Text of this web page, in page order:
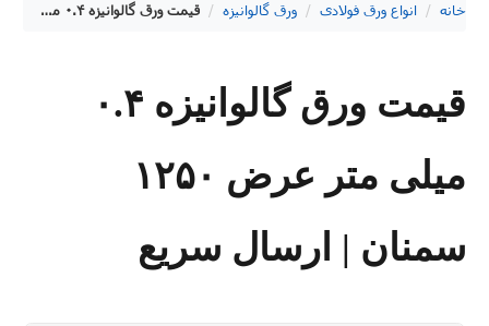
خانه / انواع ورق فولادی / ورق گالوانیزه / قیمت ورق گالوانیزه ۰.۴ میلی متر عرض ۱۲۵۰ سمنان | ارسال سریع
قیمت ورق گالوانیزه ۰.۴
میلی متر عرض ۱۲۵۰
سمنان | ارسال سریع